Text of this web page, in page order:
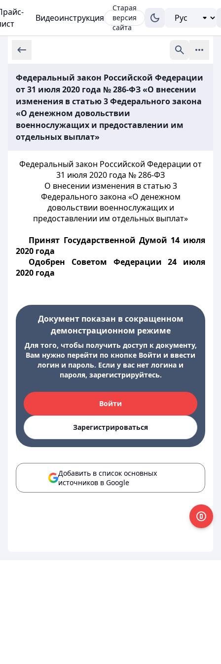
Видеоинструкция
Старая
версия
сайта
Федеральный закон Российской Федерации
от 31 июля 2020 года № 286-ФЗ «О внесении
изменения в статью 3 Федерального закона
«О денежном довольствии
военнослужащих и предоставлении им
отдельных выплат»
Федеральный закон Российской Федерации от
31 июля 2020 года № 286-ФЗ
О внесении изменения в статью 3
Федерального закона «О денежном
довольствии военнослужащих и
предоставлении им отдельных выплат»
Принят Государственной Думой 14 июля
2020 года
Одобрен Советом Федерации 24 июля
2020 года
Документ показан в сокращенном
демонстрационном режиме
Для того, чтобы получить доступ к документу,
Вам нужно перейти по кнопке Войти и ввести
логин и пароль. Если у вас нет логина и
пароля, зарегистрируйтесь.
Войти
Зарегистрироваться
Добавить в список основных
источников в Google